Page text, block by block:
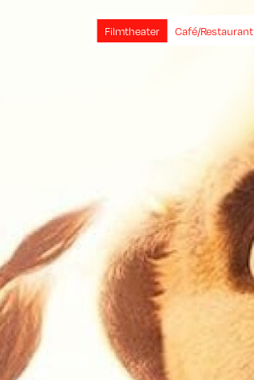
Filmtheater Café/Restaurant